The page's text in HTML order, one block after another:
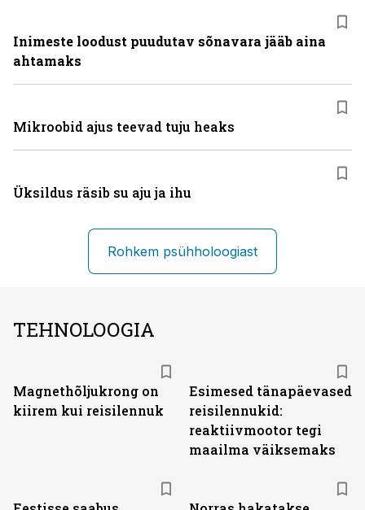
Inimeste loodust puudutav sõnavara jääb aina
ahtamaks
Mikroobid ajus teevad tuju heaks
Üksildus räsib su aju ja ihu
Rohkem psühholoogiast
TEHNOLOOGIA
Magnethõljukrong on
kiirem kui reisilennuk
Esimesed tänapäevased
reisilennukid:
reaktiivmootor tegi
maailma väiksemaks